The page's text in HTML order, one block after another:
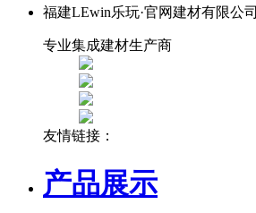
福建LEwin乐玩·官网建材有限公司
专业集成建材生产商
友情链接：
产品展示